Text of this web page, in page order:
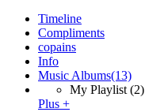
Timeline
Compliments
copains
Info
Music Albums(13)
My Playlist (2)
Plus +